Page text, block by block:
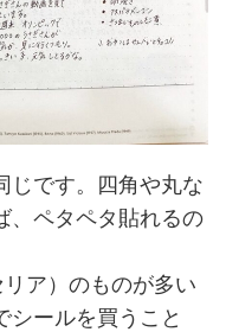
じです。四角や丸な
、ペタペタ貼れるの
リア）のものが多い
シールを買うこと